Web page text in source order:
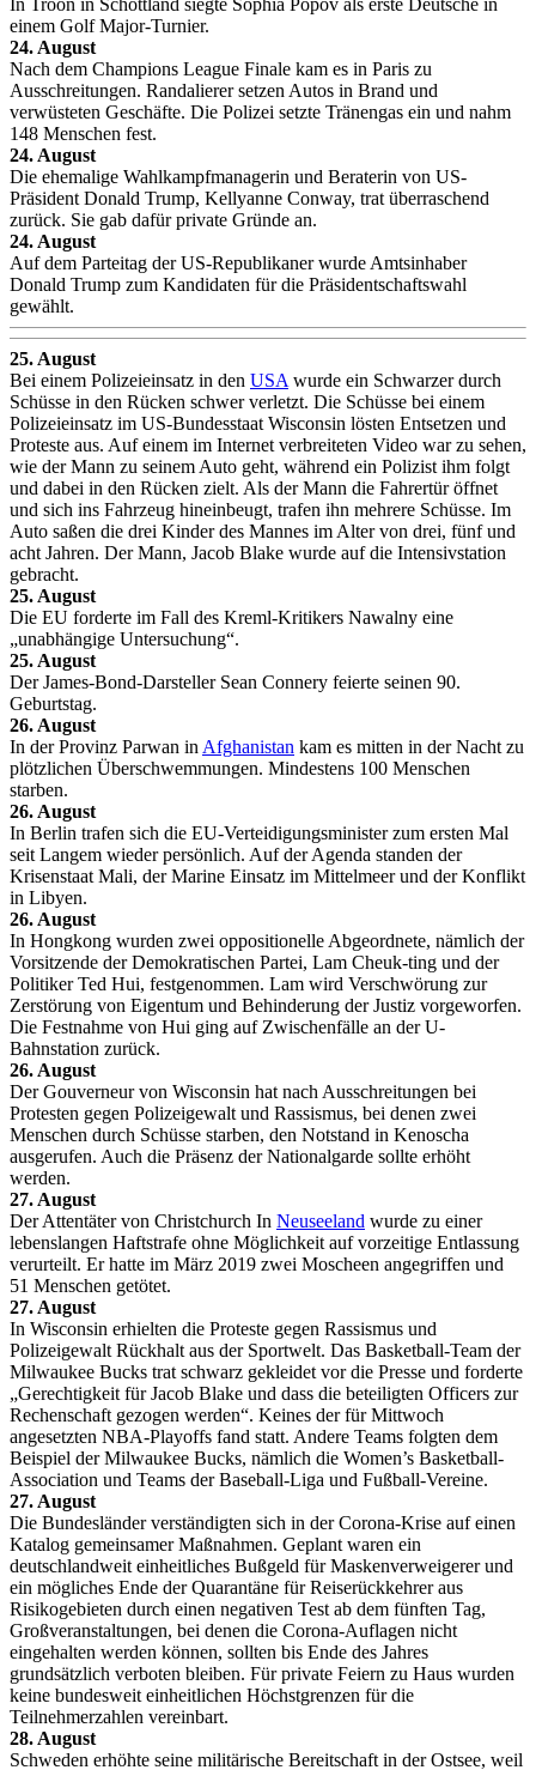
einem Golf Major-Turnier.
24. August
Nach dem Champions League Finale kam es in Paris zu
Ausschreitungen. Randalierer setzen Autos in Brand und
verwüsteten Geschäfte. Die Polizei setzte Tränengas ein und nahm
148 Menschen fest.
24. August
Die ehemalige Wahlkampfmanagerin und Beraterin von US-
Präsident Donald Trump, Kellyanne Conway, trat überraschend
zurück. Sie gab dafür private Gründe an.
24. August
Auf dem Parteitag der US-Republikaner wurde Amtsinhaber
Donald Trump zum Kandidaten für die Präsidentschaftswahl
gewählt.
25. August
Bei einem Polizeieinsatz in den USA wurde ein Schwarzer durch
Schüsse in den Rücken schwer verletzt. Die Schüsse bei einem
Polizeieinsatz im US-Bundesstaat Wisconsin lösten Entsetzen und
Proteste aus. Auf einem im Internet verbreiteten Video war zu sehen,
wie der Mann zu seinem Auto geht, während ein Polizist ihm folgt
und dabei in den Rücken zielt. Als der Mann die Fahrertür öffnet
und sich ins Fahrzeug hineinbeugt, trafen ihn mehrere Schüsse. Im
Auto saßen die drei Kinder des Mannes im Alter von drei, fünf und
acht Jahren. Der Mann, Jacob Blake wurde auf die Intensivstation
gebracht.
25. August
Die EU forderte im Fall des Kreml-Kritikers Nawalny eine
„unabhängige Untersuchung“.
25. August
Der James-Bond-Darsteller Sean Connery feierte seinen 90.
Geburtstag.
26. August
In der Provinz Parwan in Afghanistan kam es mitten in der Nacht zu
plötzlichen Überschwemmungen. Mindestens 100 Menschen
starben.
26. August
In Berlin trafen sich die EU-Verteidigungsminister zum ersten Mal
seit Langem wieder persönlich. Auf der Agenda standen der
Krisenstaat Mali, der Marine Einsatz im Mittelmeer und der Konflikt
in Libyen.
26. August
In Hongkong wurden zwei oppositionelle Abgeordnete, nämlich der
Vorsitzende der Demokratischen Partei, Lam Cheuk-ting und der
Politiker Ted Hui, festgenommen. Lam wird Verschwörung zur
Zerstörung von Eigentum und Behinderung der Justiz vorgeworfen.
Die Festnahme von Hui ging auf Zwischenfälle an der U-
Bahnstation zurück.
26. August
Der Gouverneur von Wisconsin hat nach Ausschreitungen bei
Protesten gegen Polizeigewalt und Rassismus, bei denen zwei
Menschen durch Schüsse starben, den Notstand in Kenoscha
ausgerufen. Auch die Präsenz der Nationalgarde sollte erhöht
werden.
27. August
Der Attentäter von Christchurch In Neuseeland wurde zu einer
lebenslangen Haftstrafe ohne Möglichkeit auf vorzeitige Entlassung
verurteilt. Er hatte im März 2019 zwei Moscheen angegriffen und
51 Menschen getötet.
27. August
In Wisconsin erhielten die Proteste gegen Rassismus und
Polizeigewalt Rückhalt aus der Sportwelt. Das Basketball-Team der
Milwaukee Bucks trat schwarz gekleidet vor die Presse und forderte
„Gerechtigkeit für Jacob Blake und dass die beteiligten Officers zur
Rechenschaft gezogen werden“. Keines der für Mittwoch
angesetzten NBA-Playoffs fand statt. Andere Teams folgten dem
Beispiel der Milwaukee Bucks, nämlich die Women’s Basketball-
Association und Teams der Baseball-Liga und Fußball-Vereine.
27. August
Die Bundesländer verständigten sich in der Corona-Krise auf einen
Katalog gemeinsamer Maßnahmen. Geplant waren ein
deutschlandweit einheitliches Bußgeld für Maskenverweigerer und
ein mögliches Ende der Quarantäne für Reiserückkehrer aus
Risikogebieten durch einen negativen Test ab dem fünften Tag,
Großveranstaltungen, bei denen die Corona-Auflagen nicht
eingehalten werden können, sollten bis Ende des Jahres
grundsätzlich verboten bleiben. Für private Feiern zu Haus wurden
keine bundesweit einheitlichen Höchstgrenzen für die
Teilnehmerzahlen vereinbart.
28. August
Schweden erhöhte seine militärische Bereitschaft in der Ostsee, weil